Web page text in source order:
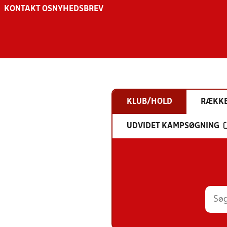
KONTAKT OS NYHEDSBREV
KLUB/HOLD
UDVIDET KAMPSØGNING